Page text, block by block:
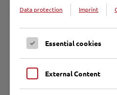
priesterseminar@bistum-os.de
in Osnabrück zu Priestern geweiht.
Domsfreiheit sind einzelne
Hörsaal im Erdgeschoss heißt
Unitas-Haus Johannes
Data protection Imprint
Essential cookies
External Content